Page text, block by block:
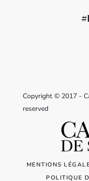
Copyright © 2017 -
reserved
MENTIONS
POLITIQUE